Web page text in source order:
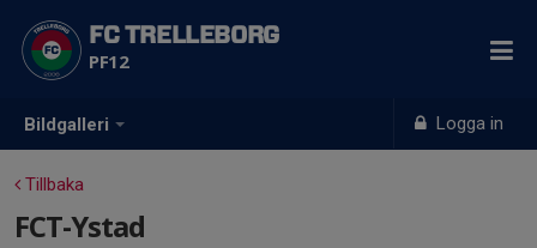
Bildgalleri Logga in
FC TRELLEBORG
PF12
Tillbaka
FCT-Ystad